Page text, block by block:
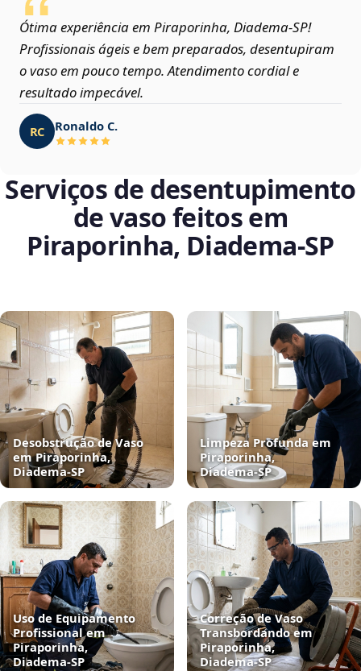
Ótima experiência em Piraporinha, Diadema‑SP!
Profissionais ágeis e bem preparados, desentupiram
o vaso em pouco tempo. Atendimento cordial e
resultado impecável.
RC Ronaldo C.
Serviços de desentupimento
de vaso feitos em
Piraporinha, Diadema‑SP
Desobstrução de Vaso
em Piraporinha,
Diadema‑SP
Limpeza Profunda em
Piraporinha,
Diadema‑SP
Uso de Equipamento
Profissional em
Piraporinha,
Diadema‑SP
Correção de Vaso
Transbordando em
Piraporinha,
Diadema‑SP